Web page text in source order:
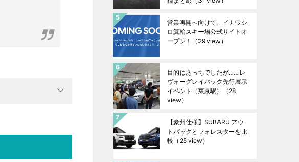
営業再開へ向けて。イナワシ
ロ箕輪スキー場公式サイトオ
ープン！
（29 view）
目的はあっちでしたが……レ
ヴォーグレイバック先行展示
イベント（東京駅）
（28
view）
【豪州仕様】SUBARU アウ
トバックとフォレスターを比
較 （25 view）